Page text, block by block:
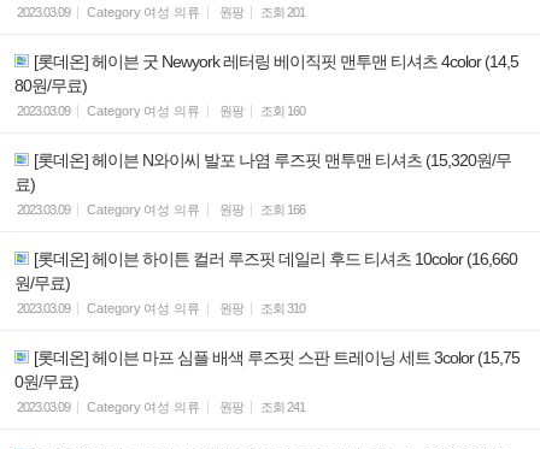
2023.03.09 Category 여성 의류 원팡 조회 201
[롯데온] 헤이븐 굿 Newyork 레터링 베이직핏 맨투맨 티셔츠 4color (14,5
80원/무료)
2023.03.09 Category 여성 의류 원팡 조회 160
[롯데온] 헤이븐 N와이씨 발포 나염 루즈핏 맨투맨 티셔츠 (15,320원/무
료)
2023.03.09 Category 여성 의류 원팡 조회 166
[롯데온] 헤이븐 하이튼 컬러 루즈핏 데일리 후드 티셔츠 10color (16,660
원/무료)
2023.03.09 Category 여성 의류 원팡 조회 310
[롯데온] 헤이븐 마프 심플 배색 루즈핏 스판 트레이닝 세트 3color (15,75
0원/무료)
2023.03.09 Category 여성 의류 원팡 조회 241